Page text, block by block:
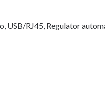
USB/RJ45, Regulator